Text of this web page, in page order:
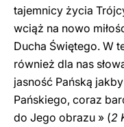
tajemnicy życia
wciąż na nowo
Ducha Świętego. W
również dla nas
jasność Pańską
Pańskiego, coraz
do Jego obrazu » (2